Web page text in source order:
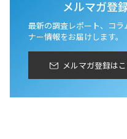
メルマガ登
最新の調査レポート、コラ
ナー情報をお届けします。
メルマガ登録は